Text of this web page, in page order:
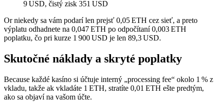
9 USD, čistý zisk 351 USD
Or niekedy sa vám podarí len prejsť 0,05 ETH cez sieť, a preto
výplatu odhadnete na 0,047 ETH po odpočítaní 0,003 ETH
poplatku, čo pri kurze 1 900 USD je len 89,3 USD.
Skutočné náklady a skryté poplatky
Because každé kasíno si účtuje interný „processing fee“ okolo 1 % z
vkladu, takže ak vkladáte 1 ETH, stratíte 0,01 ETH ešte predtým,
ako sa objaví na vašom účte.